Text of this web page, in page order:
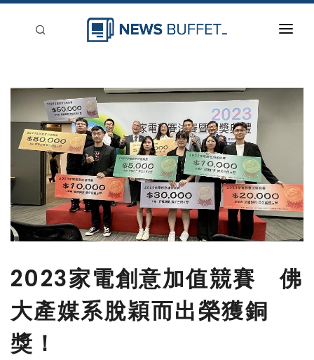
新聞稿分類
登入
刊登
2023家電創意加值競賽 佛
大產媒系脫穎而出榮獲銅
獎！